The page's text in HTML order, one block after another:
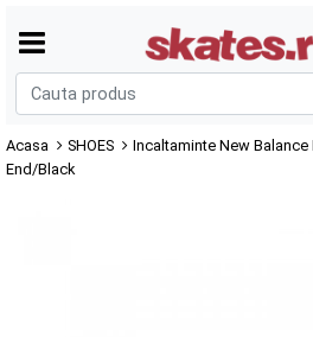
Acasa SHOES
Incaltaminte New Balance
End/Black